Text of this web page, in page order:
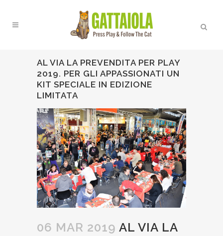
AL VIA LA PREVENDITA PER PLAY
2019. PER GLI APPASSIONATI UN
KIT SPECIALE IN EDIZIONE
LIMITATA
06 MAR 2019 AL VIA LA